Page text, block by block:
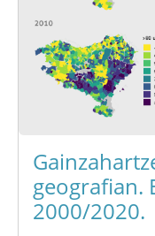
geografian.
2000/2020.